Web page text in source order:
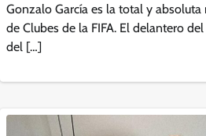
Gonzalo García es la total y
de Clubes de la FIFA. El delantero del
del […]